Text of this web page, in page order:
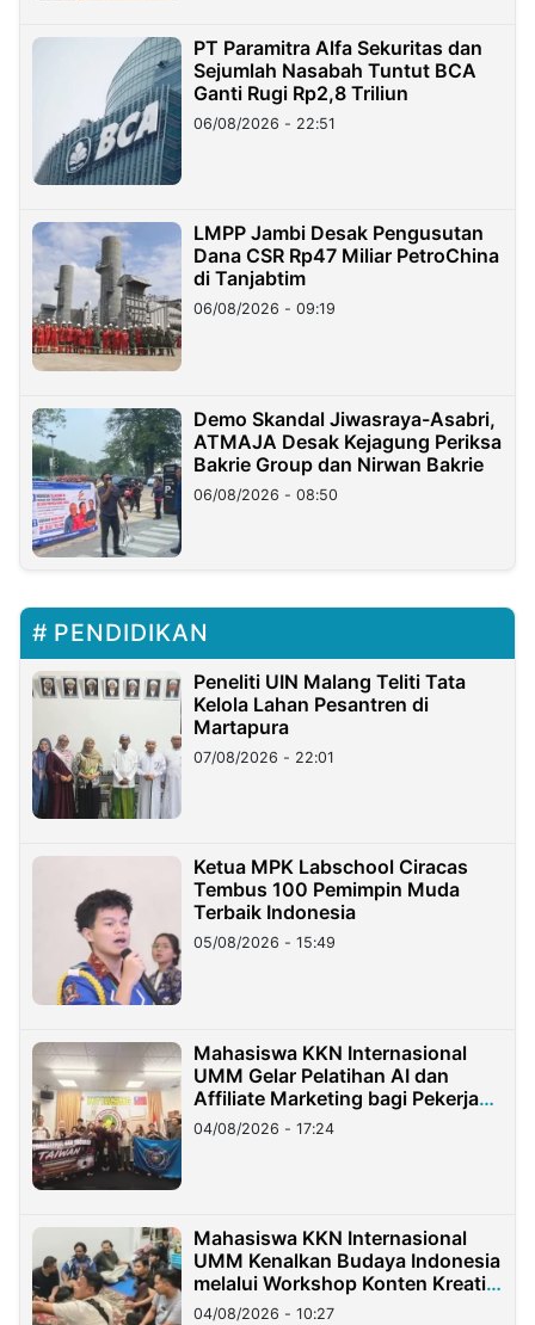
PT Paramitra Alfa Sekuritas dan
Sejumlah Nasabah Tuntut BCA
Ganti Rugi Rp2,8 Triliun
06/08/2026 - 22:51
LMPP Jambi Desak Pengusutan
Dana CSR Rp47 Miliar PetroChina
di Tanjabtim
06/08/2026 - 09:19
Demo Skandal Jiwasraya-Asabri,
ATMAJA Desak Kejagung Periksa
Bakrie Group dan Nirwan Bakrie
06/08/2026 - 08:50
PENDIDIKAN
Peneliti UIN Malang Teliti Tata
Kelola Lahan Pesantren di
Martapura
07/08/2026 - 22:01
Ketua MPK Labschool Ciracas
Tembus 100 Pemimpin Muda
Terbaik Indonesia
05/08/2026 - 15:49
Mahasiswa KKN Internasional
UMM Gelar Pelatihan AI dan
Affiliate Marketing bagi Pekerja
Migran Indonesia di Taiwan
04/08/2026 - 17:24
Mahasiswa KKN Internasional
UMM Kenalkan Budaya Indonesia
melalui Workshop Konten Kreatif
di Taiwan
04/08/2026 - 10:27